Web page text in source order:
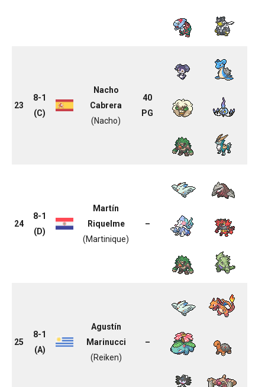
23
8-1
(C)
Nacho
Cabrera
(Nacho)
40
PG
24
8-1
(D)
Martín
Riquelme
(Martinique)
–
25
8-1
(A)
Agustín
Marinucci
(Reiken)
–